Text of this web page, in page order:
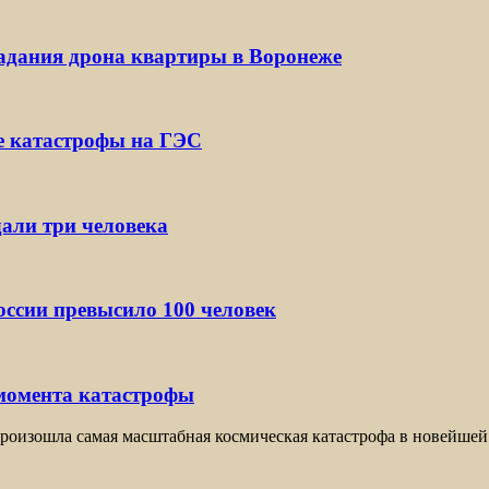
дрона квартиры в Воронеже
катастрофы на ГЭС
три человека
превысило 100 человек
катастрофы
самая масштабная космическая катастрофа в